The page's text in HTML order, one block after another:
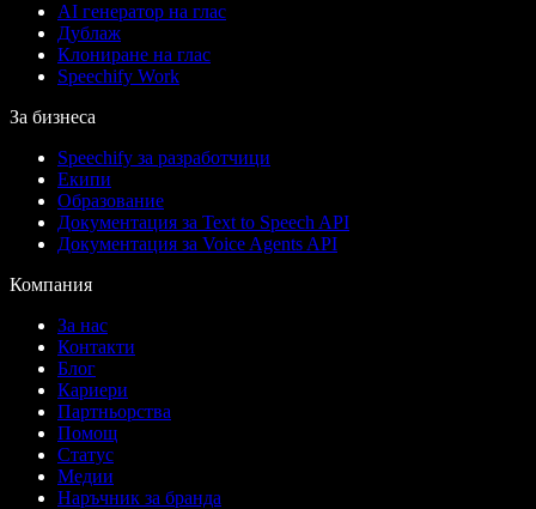
AI генератор на глас
Дублаж
Клониране на глас
Speechify Work
За бизнеса
Speechify за разработчици
Екипи
Образование
Документация за Text to Speech API
Документация за Voice Agents API
Компания
За нас
Контакти
Блог
Кариери
Партньорства
Помощ
Статус
Медии
Наръчник за бранда